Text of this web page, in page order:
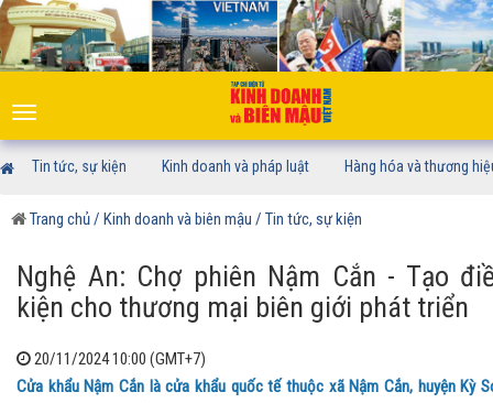
Toggle
navigation
Tin tức, sự kiện Kinh doanh và pháp luật Hàng hóa và thương
Trang chủ/ Kinh doanh và biên mậu / Tin tức, sự kiện
Nghệ An: Chợ phiên Nậm Cắn - Tạo
kiện cho thương mại biên giới phát triển
20/11/2024 10:00 (GMT+7)
Cửa khẩu Nậm Cắn là cửa khẩu quốc tế thuộc xã Nậm Cắn, huyện Kỳ